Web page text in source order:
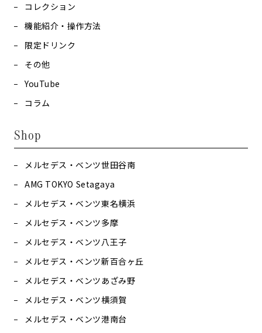
コレクション
機能紹介・操作方法
限定ドリンク
その他
YouTube
コラム
Shop
メルセデス・ベンツ世田谷南
AMG TOKYO Setagaya
メルセデス・ベンツ東名横浜
メルセデス・ベンツ多摩
メルセデス・ベンツ八王子
メルセデス・ベンツ新百合ヶ丘
メルセデス・ベンツあざみ野
メルセデス・ベンツ横須賀
メルセデス・ベンツ港南台